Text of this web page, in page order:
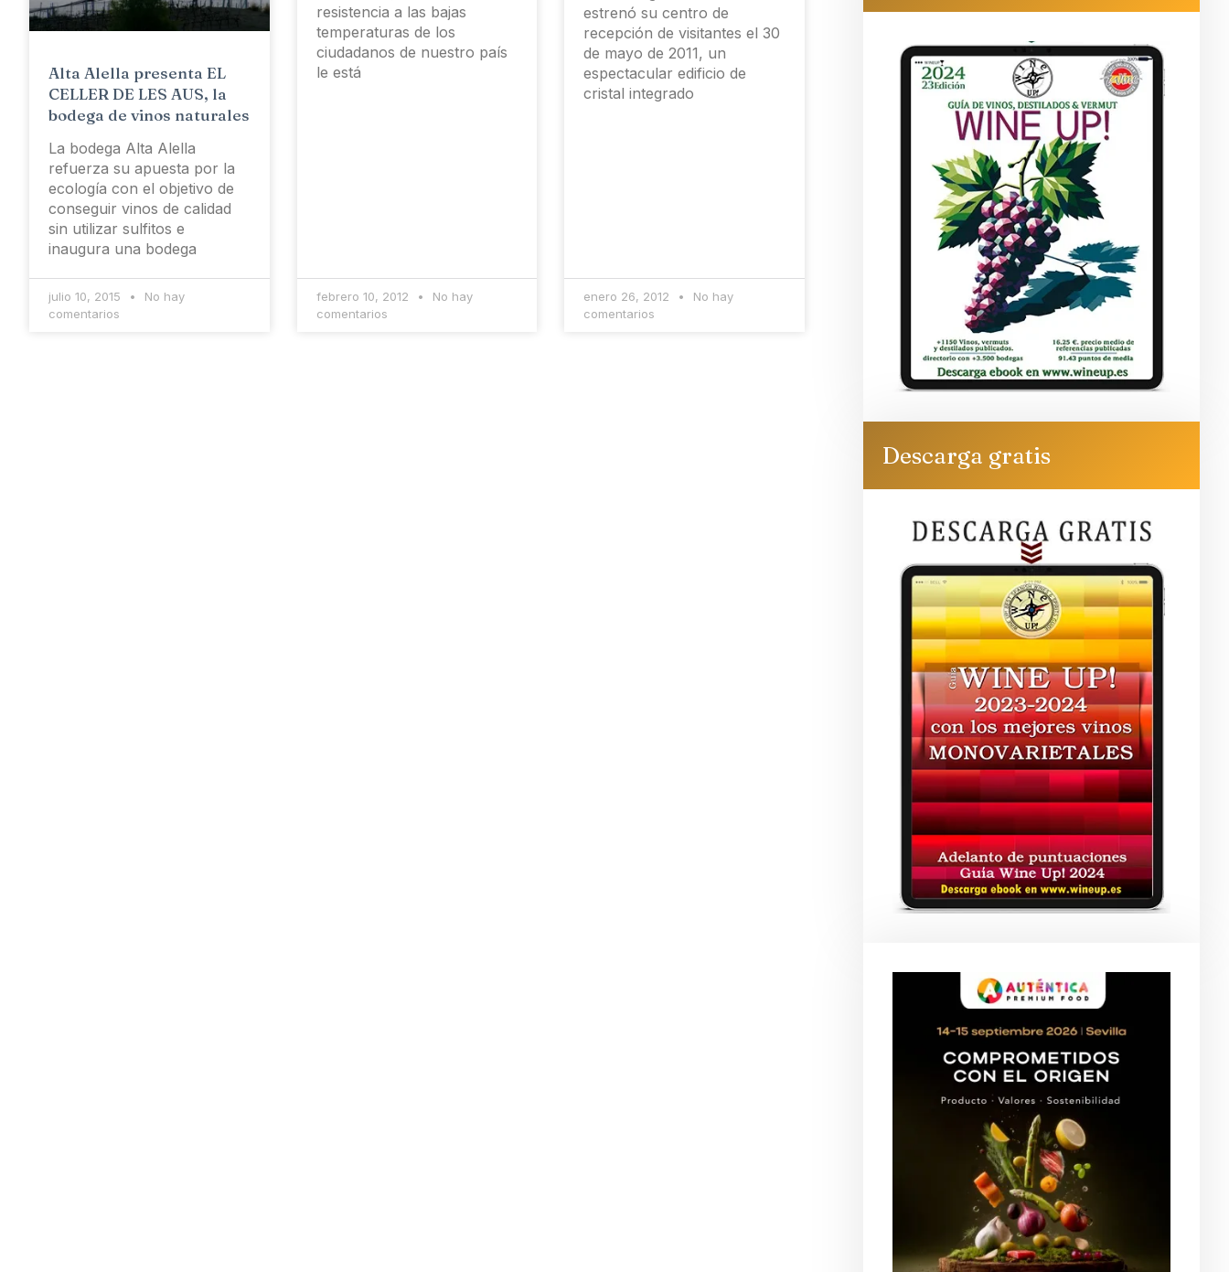
Alta Alella presenta EL
CELLER DE LES AUS, la
bodega de vinos naturales
La bodega Alta Alella
refuerza su apuesta por la
ecología con el objetivo de
conseguir vinos de calidad
sin utilizar sulfitos e
inaugura una bodega
julio 10, 2015
No hay
comentarios
resistencia a las bajas
temperaturas de los
ciudadanos de nuestro país
le está
febrero 10, 2012
No hay
comentarios
estrenó su centro de
recepción de visitantes el 30
de mayo de 2011, un
espectacular edificio de
cristal integrado
enero 26, 2012
No hay
comentarios
Descarga gratis